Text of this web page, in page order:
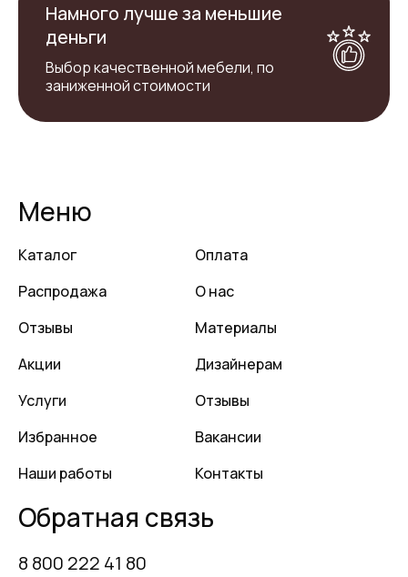
Намного лучше за меньшие
деньги
Выбор качественной мебели, по
заниженной стоимости
Меню
Каталог
Распродажа
Отзывы
Акции
Услуги
Избранное
Наши работы
Оплата
О нас
Материалы
Дизайнерам
Отзывы
Вакансии
Контакты
Обратная связь
8 800 222 41 80